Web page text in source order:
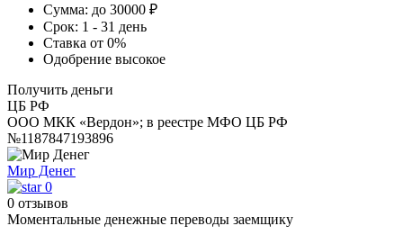
Сумма: до 30000 ₽
Срок: 1 - 31 день
Ставка от 0%
Одобрение высокое
Получить деньги
ЦБ РФ
ООО МКК «Вердон»; в реестре МФО ЦБ РФ
№1187847193896
Мир Денег
0
0 отзывов
Моментальные денежные переводы заемщику